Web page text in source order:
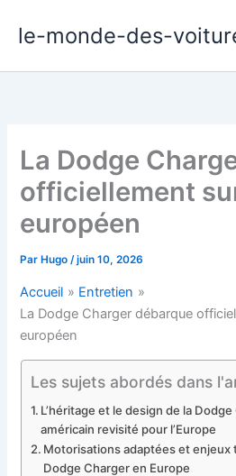
le-monde-des-
La Dodge
officiellement
européen
Par Hugo/juin 10, 2026
Accueil
Entretien
La Dodge Charger débarque
européen
Les sujets abordés dans
L’héritage et le design de la
américain revisité pour l’Europe
Motorisations adaptées et enjeux
Dodge Charger en Europe